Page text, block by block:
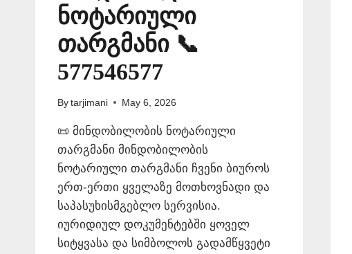
ნოტარიული
თარგმანი 📞
577546577
By tarjimani May 6, 2026
📜 მინდობილობის ნოტარიული
თარგმანი მინდობილობის
ნოტარიული თარგმანი ჩვენი ბიუროს
ერთ-ერთი ყველაზე მოთხოვნადი და
საპასუხისმგებლო სერვისია.
იურიდიულ დოკუმენტებში ყოველ
სიტყვასა და სიმბოლოს გადამწყვეტი